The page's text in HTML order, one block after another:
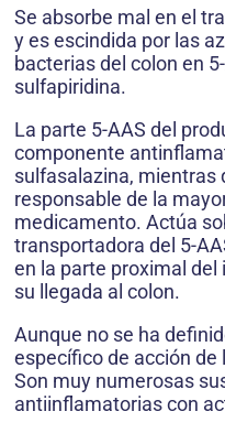
Se absorbe mal en el
y es escindida por las
bacterias del colon en
sulfapiridina.
La parte 5-AAS del
componente
sulfasalazina, mientras
responsable de la
medicamento. Actúa
transportadora del 5-
en la parte proximal
su llegada al colon.
Aunque no se ha
específico de acción de
Son muy numerosas
antiinflamatorias con